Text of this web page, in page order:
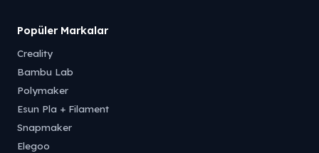
Popüler Markalar
Creality
Bambu Lab
Polymaker
Esun Pla + Filament
Snapmaker
Elegoo